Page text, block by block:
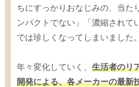
ちにすっかりおなじみの、当た
ンパクトでない」「濃縮されて
では珍しくなってしまいました。
年々変化していく、 生活者のリ
開発による、各メーカーの最新